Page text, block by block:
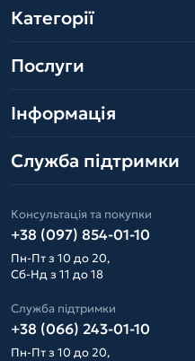
Категорії
Послуги
Інформація
Служба підтримки
Консультація та покупки
+38 (097) 854-01-10
Пн-Пт з 10 до 20,
Сб-Нд з 11 до 18
Служба підтримки
+38 (066) 243-01-10
Пн-Пт з 10 до 20,